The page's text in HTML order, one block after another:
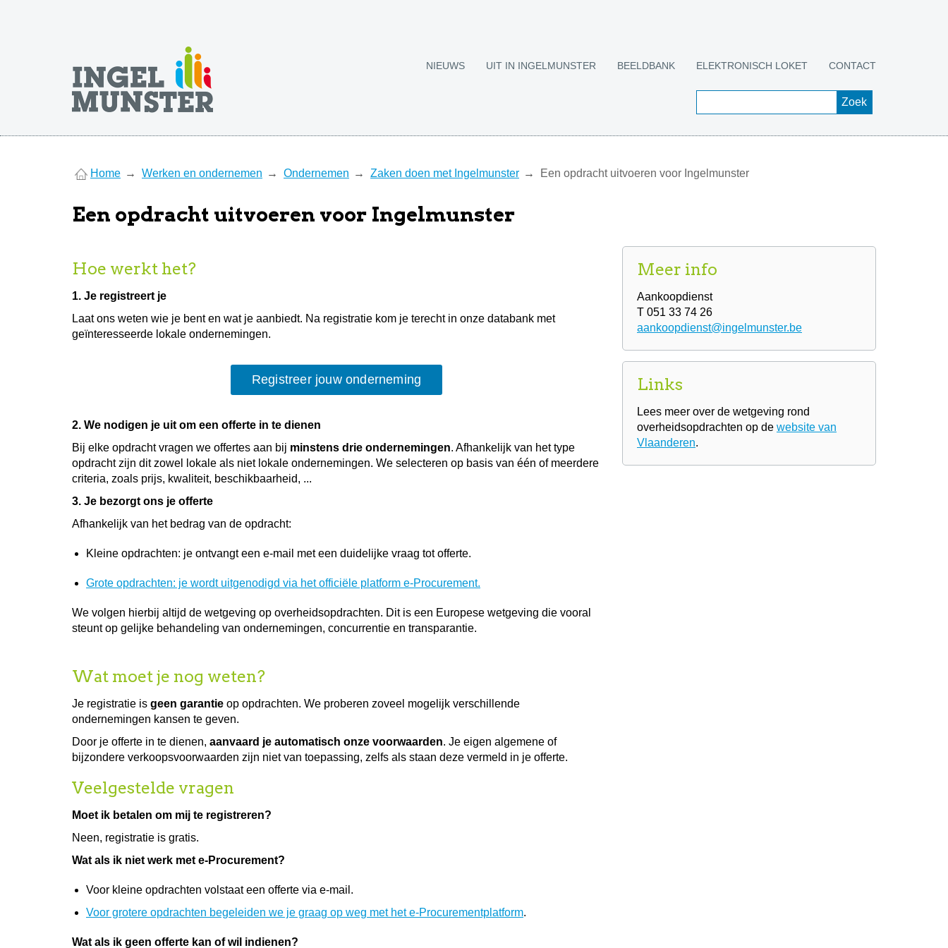
NIEUWS UIT IN INGELMUNSTER BEELDBANK ELEKTRONISCH LOKET CONTACT
are
Home Werken en ondernemen Ondernemen Zaken doen met Ingelmunster Een opdracht uitvoeren voor Ingelmunster
Een opdracht uitvoeren voor Ingelmunster
Hoe werkt het?
1. Je registreert je
Laat ons weten wie je bent en wat je aanbiedt. Na registratie kom je terecht in onze databank met
geïnteresseerde lokale ondernemingen.
Registreer jouw onderneming
2. We nodigen je uit om een offerte in te dienen
Bij elke opdracht vragen we offertes aan bij minstens drie ondernemingen. Afhankelijk van het type
opdracht zijn dit zowel lokale als niet lokale ondernemingen. We selecteren op basis van één of meerdere
criteria, zoals prijs, kwaliteit, beschikbaarheid, ...
3. Je bezorgt ons je offerte
Afhankelijk van het bedrag van de opdracht:
Kleine opdrachten: je ontvangt een e-mail met een duidelijke vraag tot offerte.
Grote opdrachten: je wordt uitgenodigd via het officiële platform e-Procurement.
We volgen hierbij altijd de wetgeving op overheidsopdrachten. Dit is een Europese wetgeving die vooral
steunt op gelijke behandeling van ondernemingen, concurrentie en transparantie.
Wat moet je nog weten?
Je registratie is geen garantie op opdrachten. We proberen zoveel mogelijk verschillende
ondernemingen kansen te geven.
Door je offerte in te dienen, aanvaard je automatisch onze voorwaarden. Je eigen algemene of
bijzondere verkoopsvoorwaarden zijn niet van toepassing, zelfs als staan deze vermeld in je offerte.
Veelgestelde vragen
Moet ik betalen om mij te registreren?
Neen, registratie is gratis.
Wat als ik niet werk met e-Procurement?
Voor kleine opdrachten volstaat een offerte via e-mail.
Voor grotere opdrachten begeleiden we je graag op weg met het e-Procurementplatform.
Wat als ik geen offerte kan of wil indienen?
Meer info
Aankoopdienst
T 051 33 74 26
​​​​​​​aankoopdienst@ingelmunster.be
Links
Lees meer over de wetgeving rond
overheidsopdrachten op de website van
Vlaanderen.​​​​​​​